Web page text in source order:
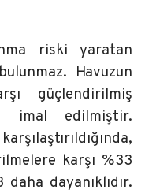
riski yaratan
Havuzun
güçlendirilmiş
imal edilmiştir.
karşı %33
dayanıklıdır.